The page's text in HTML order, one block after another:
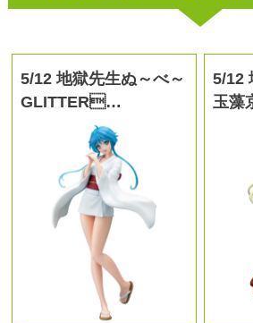
5/12 地獄先生ぬ～べ～
GLITTER…
5/12
玉藻